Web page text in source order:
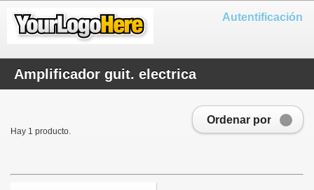
Autentificación
Amplificador guit. electrica
Ordenar por
Hay 1 producto.